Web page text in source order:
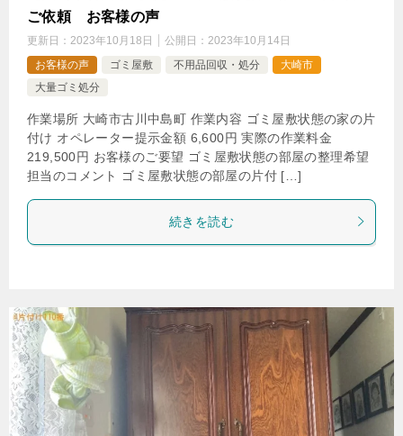
ご依頼 お客様の声
更新日： 2023年10月18日 公開日： 2023年10月14日
お客様の声
ゴミ屋敷 不用品回収・処分
大崎市
大量ゴミ処分
作業場所 大崎市古川中島町 作業内容 ゴミ屋敷状態の家の片
付け オペレーター提示金額 6,600円 実際の作業料金
219,500円 お客様のご要望 ゴミ屋敷状態の部屋の整理希望
担当のコメント ゴミ屋敷状態の部屋の片付 […]
続きを読む